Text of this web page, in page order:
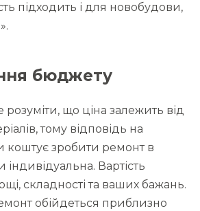
підходить і для новобудови,
бюджету
розуміти, що ціна залежить від
тому відповідь на
коштує зробити ремонт в
індивідуальна. Вартість
складності та ваших бажань.
обійдеться приблизно